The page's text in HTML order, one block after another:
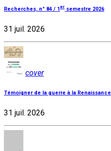
Recherches, n° 84 / 1er semestre 2026
31 juil. 2026
cover
Témoigner de la guerre à la Renaissance
31 juil. 2026